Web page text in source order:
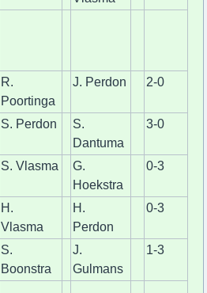
R.
Poortinga
J. Perdon 2-0
S. Perdon
S.
Dantuma
3-0
S. Vlasma
G.
Hoekstra
0-3
H.
Vlasma
H.
Perdon
0-3
S.
Boonstra
J.
Gulmans
1-3